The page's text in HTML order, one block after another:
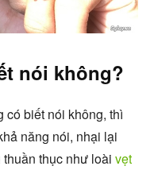
nói không?
có biết nói không, thì
năng nói, nhại lại
thục như loài vẹt